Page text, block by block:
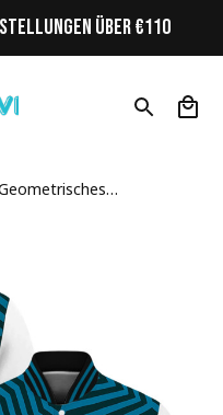
ÜBER €110
Jacke